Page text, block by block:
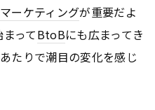
マーケティングが重要だよ
ってBtoBにも広まってき
たりで潮目の変化を感じ